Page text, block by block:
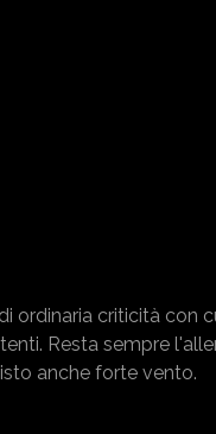
ordinaria criticità con
Resta sempre
anche forte vento.